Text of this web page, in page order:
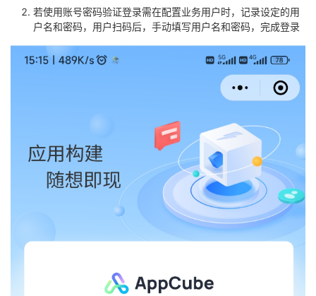
若使用账号密码验证登录需在配置业务用户时，记录设定的用
户名和密码，用户扫码后，手动填写用户名和密码，完成登录